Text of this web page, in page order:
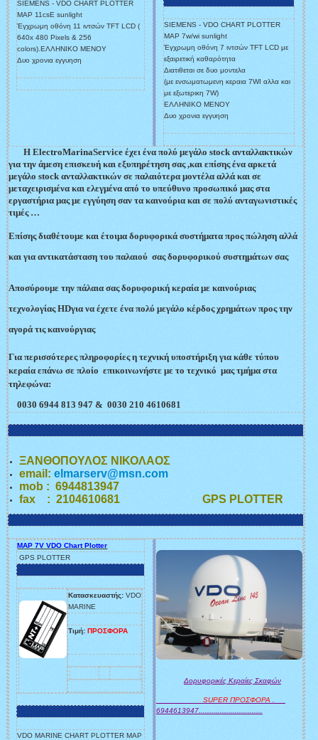
SIEMENS - VDO CHART PLOTTER
MAP 11csE sunlight
Έγχρωμη οθόνη 11 ιντσών TFT LCD (
640x 480 Pixels & 256
colors).ΕΛΛΗΝΙΚΟ ΜΕΝΟΥ
Δυο χρονια εγγυηση
SIEMENS - VDO CHART PLOTTER
MAP 7w/wi sunlight
Έγχρωμη οθόνη 7 ιντσών TFT LCD με
εξαιρετική καθαρότητα
Διατιθεται σε δυο μοντελα
(με ενσωματωμενη κεραια 7WI αλλα και
με εξωτερικη 7W)
ΕΛΛΗΝΙΚΟ ΜΕΝΟΥ
Δυο χρονια εγγυηση
Η ElectroMarinaService έχει ένα πολύ μεγάλο stock ανταλλακτικών
για την άμεση επισκευή και εξυπηρέτηση σας ,και επίσης ένα αρκετά
μεγάλο stock ανταλλακτικών σε παλαιότερα μοντέλα αλλά και σε
μεταχειρισμένα και ελεγμένα από το υπεύθυνο προσωπικό μας στα
εργαστήρια μας με εγγύηση σαν τα καινούρια και σε πολύ ανταγωνιστικές
τιμές …
Επίσης διαθέτουμε και έτοιμα δορυφορικά συστήματα προς πώληση αλλά
και για αντικατάσταση του παλαιού σας δορυφορικού συστημάτων σας
Αποσύρουμε την πάλαια σας δορυφορική κεραία με καινούριας
τεχνολογίαςHDγια να έχετε ένα πολύ μεγάλο κέρδος χρημάτων προς την
αγορά τις καινούργιας
Για περισσότερες πληροφορίες η τεχνική υποστήριξη για κάθε τύπου
κεραία επάνω σε πλοίο επικοινωνήστε με το τεχνικό μας τμήμα στα
τηλεφώνα:
0030 6944 813 947 & 0030 210 4610681
ΞΑΝΘΟΠΟΥΛΟΣ ΝΙΚΟΛΑΟΣ
email: elmarserv@msn.com
mob : 6944813947
fax : 2104610681 GPS PLOTTER
MAP 7V VDO Chart Plotter
GPS PLOTTER
Κατασκευαστής: VDO
MARINE
Τιμή: ΠΡΟΣΦΟΡΑ
VDO MARINE CHART PLOTTER MAP
Δορυφορικές Κεραίες Σκαφών
SUPER ΠΡΟΣΦΟΡΑ .
6944613947..............................